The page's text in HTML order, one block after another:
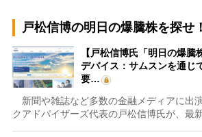
戸松信博の明日の爆騰株を探せ！
【戸松信博氏「明日の爆
デバイス：サムスンを通じ
要…
新聞や雑誌など多数の金融メディアに出
クアドバイザーズ代表の戸松信博氏が、最